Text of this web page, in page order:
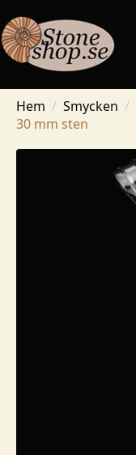
Hem Smycken
30 mm sten